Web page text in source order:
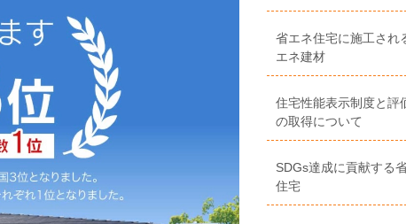
省エネ住宅に施工され
エネ建材
住宅性能表示制度と評
の取得について
SDGs達成に貢献する
住宅